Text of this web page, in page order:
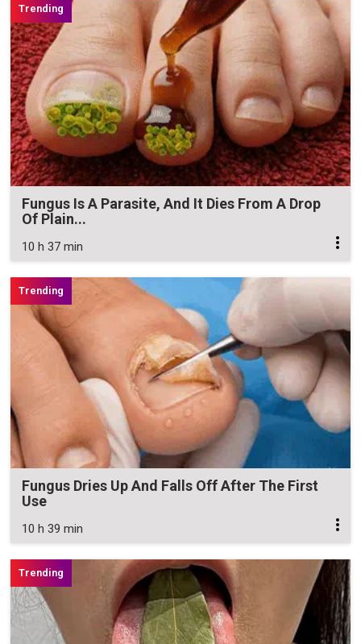
Fungus Is A Parasite, And It Dies From A Drop
Of Plain...
10 h 37 min
Fungus Dries Up And Falls Off After The First
Use
10 h 39 min